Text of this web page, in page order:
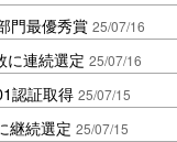
門最優秀賞 25/07/16
に連続選定 25/07/16
認証取得 25/07/15
継続選定 25/07/15